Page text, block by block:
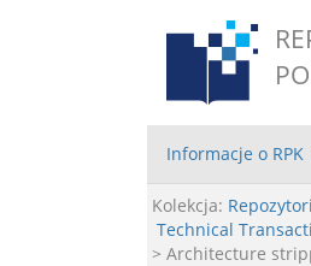
Informacje o RPK
Kolekcja:
Technical
> Architecture